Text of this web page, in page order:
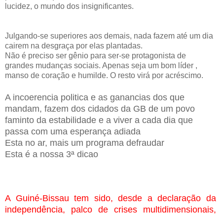
lucidez, o mundo dos insignificantes.
Julgando-se superiores aos demais, nada fazem até um dia
cairem na desgraça por elas plantadas.
Não é preciso ser gênio para ser-se protagonista de
grandes mudanças sociais. Apenas seja um bom líder ,
manso de coração e humilde. O resto virá por acréscimo.
A incoerencia politica e as ganancias dos que
mandam, fazem dos cidados da GB de um povo
faminto da estabilidade e a viver a cada dia que
passa com uma esperança adiada
Esta no ar, mais um programa defraudar
Esta é a nossa 3ª dicao
A Guiné-Bissau tem sido, desde a declaração da
independência, palco de crises multidimensionais,